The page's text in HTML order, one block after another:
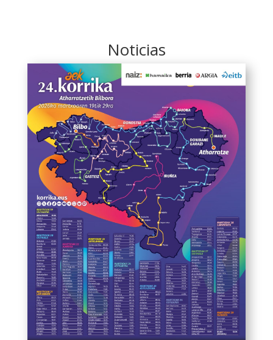
Noticias